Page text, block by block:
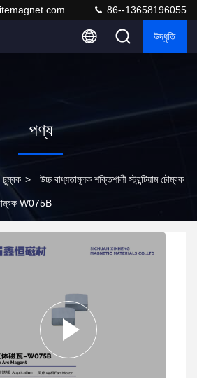
86--13658196055
উদ্ধৃতি
পণ্য
চুম্বক > উচ্চ বাধ্যতামূলক শক্তিশালী স্ট্রন্টিয়াম চৌম্বক
W075B